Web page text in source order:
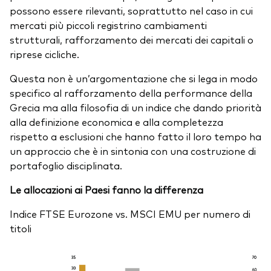
possono essere rilevanti, soprattutto nel caso in cui
mercati più piccoli registrino cambiamenti
strutturali, rafforzamento dei mercati dei capitali o
riprese cicliche.
Questa non è un’argomentazione che si lega in modo
specifico al rafforzamento della performance della
Grecia ma alla filosofia di un indice che dando priorità
alla definizione economica e alla completezza
rispetto a esclusioni che hanno fatto il loro tempo ha
un approccio che è in sintonia con una costruzione di
portafoglio disciplinata.
Le allocazioni ai Paesi fanno la differenza
Indice FTSE Eurozone vs. MSCI EMU per numero di
titoli